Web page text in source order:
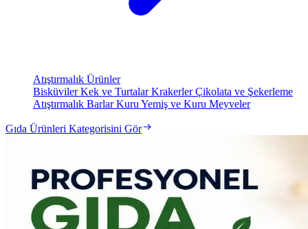
Atıştırmalık Ürünler
BisküvilerKek ve TurtalarKrakerlerÇikolata ve Şekerleme
Atıştırmalık BarlarKuru Yemiş ve Kuru Meyveler
Gıda Ürünleri Kategorisini Gör